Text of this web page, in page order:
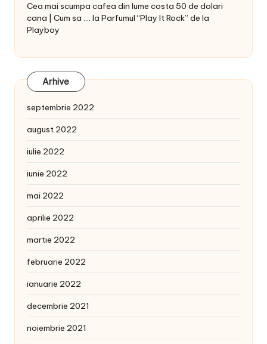
Cea mai scumpa cafea din lume costa 50 de dolari
cana | Cum sa .... la Parfumul “Play It Rock” de la
Playboy
Arhive
septembrie 2022
august 2022
iulie 2022
iunie 2022
mai 2022
aprilie 2022
martie 2022
februarie 2022
ianuarie 2022
decembrie 2021
noiembrie 2021